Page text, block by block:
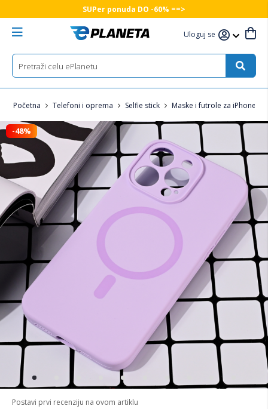
SUPer ponuda DO -60% ==>
Uloguj se
Početna Telefoni i oprema Selfie stick Maske i futrole za iPhone
Postavi prvi recenziju na ovom artiklu
-48%